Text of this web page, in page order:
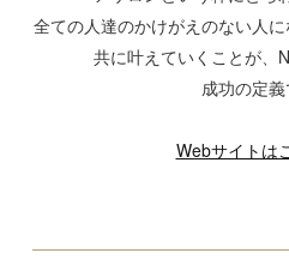
全ての人達のかけがえのない人
共に叶えていくことが、
成功の定義
Webサイトは